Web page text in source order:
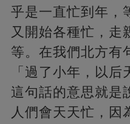
乎是一直忙到年，
又開始各種忙，走
等。在我們北方有
「過了小年，以
這句話的意思就是
人們會天天忙，因